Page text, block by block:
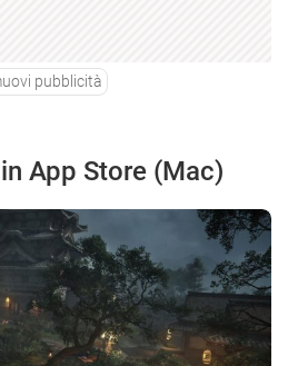
pubblicità
App Store (Mac)